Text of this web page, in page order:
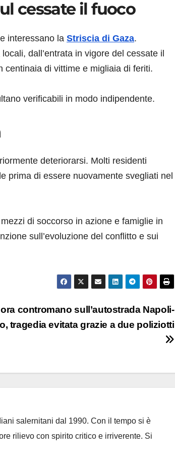
cessate il fuoco
interessano la Striscia di Gaza.
dall’entrata in vigore del cessate il
centinaia di vittime e migliaia di feriti.
verificabili in modo indipendente.
deteriorarsi. Molti residenti
prima di essere nuovamente svegliati nel
di soccorso in azione e famiglie in
sull’evoluzione del conflitto e sui
contromano sull’autostrada Napoli-
tragedia evitata grazie a due poliziotti
salernitani dal 1990. Con il tempo si è
rilievo con spirito critico e irriverente. Si